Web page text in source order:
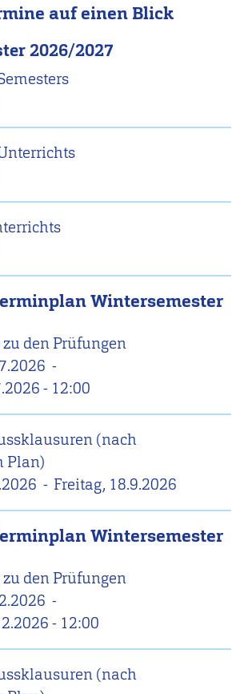
auf einen Blick
2026/2027
Wintersemester
den Prüfungen
-
- 12:00
(nach
Plan)
- Freitag, 18.9.2026
Wintersemester
den Prüfungen
-
- 12:00
(nach